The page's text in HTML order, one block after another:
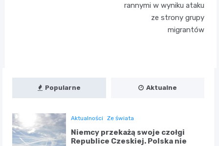
rannymi w wyniku ataku
ze strony grupy
migrantów
Popularne Aktualne
Aktualności Ze świata
Niemcy przekażą swoje czołgi
Republice Czeskiej. Polska nie